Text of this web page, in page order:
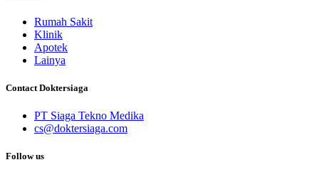
Rumah Sakit
Klinik
Apotek
Lainya
Contact Doktersiaga
PT Siaga Tekno Medika
cs@doktersiaga.com
Follow us